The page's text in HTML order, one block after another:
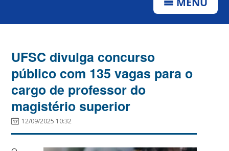
UFSC divulga concurso
público com 135 vagas para o
cargo de professor do
magistério superior
12/09/2025 10:32